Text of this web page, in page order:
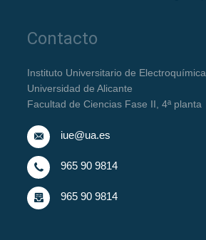
Contacto
Instituto Universitario de Electroquímica
Universidad de Alicante
Facultad de Ciencias Fase II, 4ª planta
iue@ua.es
965 90 9814
965 90 9814